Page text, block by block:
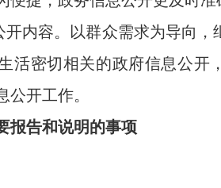
内容。以群众需求为导向，
活密切相关的政府信息公开
公开工作。
报告和说明的事项